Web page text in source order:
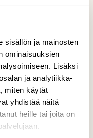
sisällön ja mainosten
ominaisuuksien
Lisäksi
ja analytiikka-
miten käytät
yhdistää näitä
heille tai joita on
hienoja